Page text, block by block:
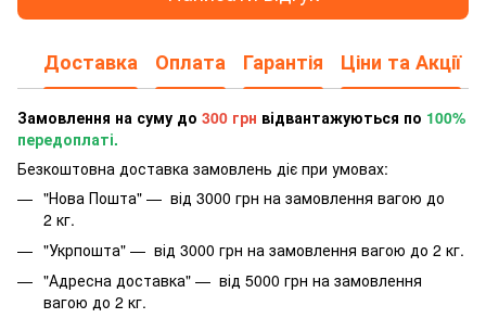
Доставка Оплата Гарантія Ціни та Акції
Замовлення на суму до 300 грн відвантажуються по 100%
передоплаті.
Безкоштовна доставка замовлень діє при умовах:
"Нова Пошта" — від 3000 грн на замовлення вагою до
2 кг.
"Укрпошта" — від 3000 грн на замовлення вагою до 2 кг.
"Адресна доставка" — від 5000 грн на замовлення
вагою до 2 кг.